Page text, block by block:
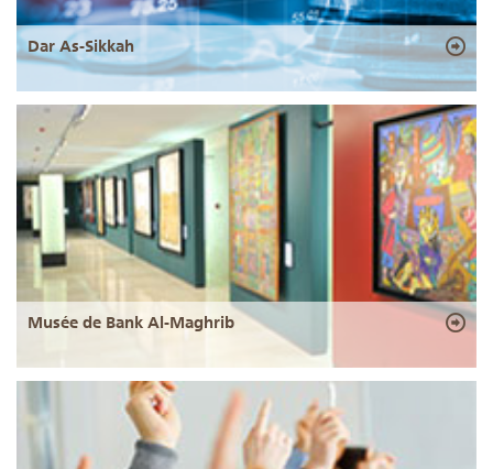
Dar As-Sikkah
Musée de Bank Al-Maghrib